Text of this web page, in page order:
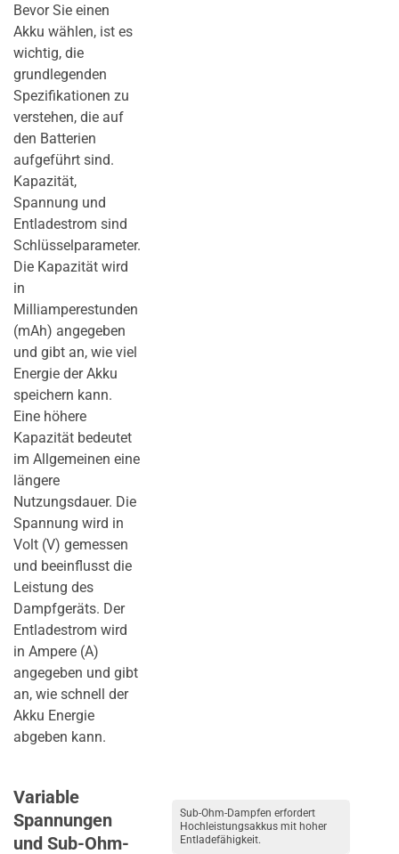
Bevor Sie einen
Akku wählen, ist es
wichtig, die
grundlegenden
Spezifikationen zu
verstehen, die auf
den Batterien
aufgeführt sind.
Kapazität,
Spannung und
Entladestrom sind
Schlüsselparameter.
Die Kapazität wird
in
Milliamperestunden
(mAh) angegeben
und gibt an, wie viel
Energie der Akku
speichern kann.
Eine höhere
Kapazität bedeutet
im Allgemeinen eine
längere
Nutzungsdauer. Die
Spannung wird in
Volt (V) gemessen
und beeinflusst die
Leistung des
Dampfgeräts. Der
Entladestrom wird
in Ampere (A)
angegeben und gibt
an, wie schnell der
Akku Energie
abgeben kann.
Variable
Spannungen
und Sub-Ohm-
Sub-Ohm-Dampfen erfordert
Hochleistungsakkus mit hoher
Entladefähigkeit.